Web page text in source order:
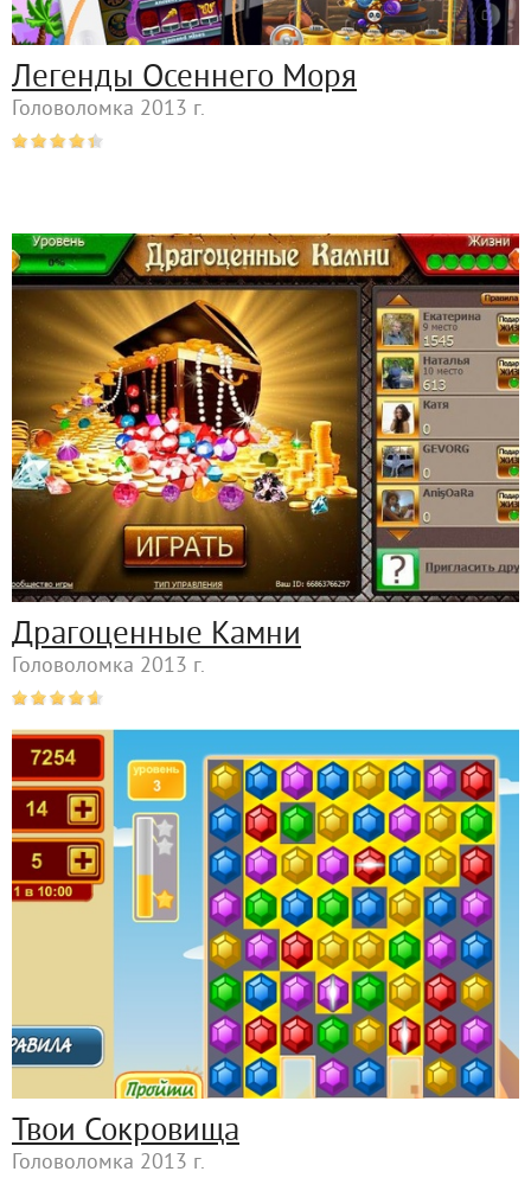
Легенды Осеннего Моря
Головоломка 2013 г.
Драгоценные Камни
Головоломка 2013 г.
Твои Сокровища
Головоломка 2013 г.